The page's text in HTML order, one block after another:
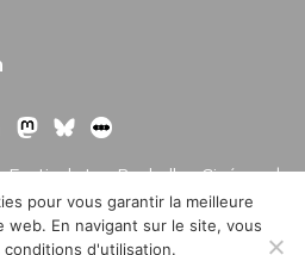
La Rochelle Cinéma |
– Mentions légales –Conditions
design ;Etienne Delcambre,
pour vous garantir la meilleure
En navigant sur le site, vous
conditions d'utilisation.